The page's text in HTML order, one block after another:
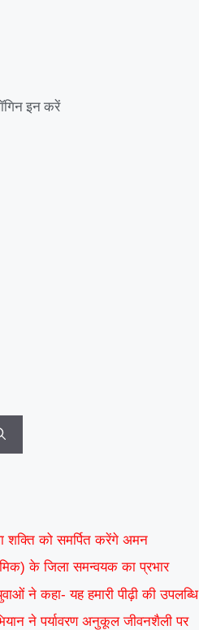
इन करें
शक्ति को समर्पित करेंगे अमन
के जिला समन्वयक का प्रभार
ने कहा- यह हमारी पीढ़ी की उपलब्धि
ने पर्यावरण अनुकूल जीवनशैली पर